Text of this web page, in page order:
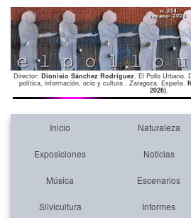
Director: Dionisio Sánchez Rodríguez. El Pollo Urbano.
política, información, ocio y cultura . Zaragoza. España.
2026).
Inicio Naturaleza
Exposiciones Noticias
Música Escenarios
Silvicultura Informes